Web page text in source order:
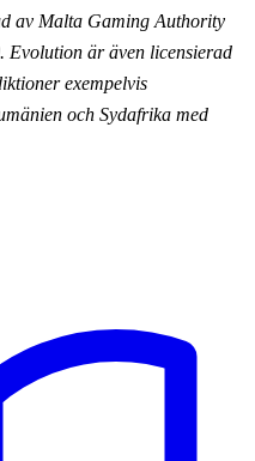
av Malta Gaming Authority
Evolution är även licensierad
exempelvis
och Sydafrika med